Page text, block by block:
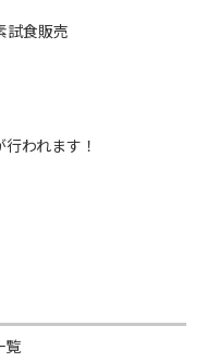
試食販売
われます！
覧